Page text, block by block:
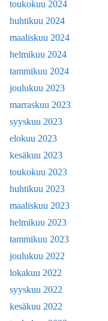
toukokuu 2024
huhtikuu 2024
maaliskuu 2024
helmikuu 2024
tammikuu 2024
joulukuu 2023
marraskuu 2023
syyskuu 2023
elokuu 2023
kesäkuu 2023
toukokuu 2023
huhtikuu 2023
maaliskuu 2023
helmikuu 2023
tammikuu 2023
joulukuu 2022
lokakuu 2022
syyskuu 2022
kesäkuu 2022